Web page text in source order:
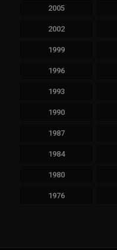
2005
2002
1999
1996
1993
1990
1987
1984
1980
1976